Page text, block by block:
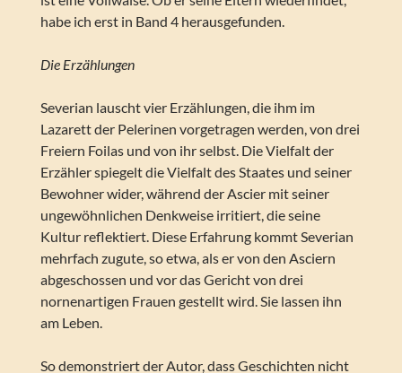
habe ich erst in Band 4 herausgefunden.
Die Erzählungen
Severian lauscht vier Erzählungen, die ihm im
Lazarett der Pelerinen vorgetragen werden, von drei
Freiern Foilas und von ihr selbst. Die Vielfalt der
Erzähler spiegelt die Vielfalt des Staates und seiner
Bewohner wider, während der Ascier mit seiner
ungewöhnlichen Denkweise irritiert, die seine
Kultur reflektiert. Diese Erfahrung kommt Severian
mehrfach zugute, so etwa, als er von den Asciern
abgeschossen und vor das Gericht von drei
nornenartigen Frauen gestellt wird. Sie lassen ihn
am Leben.
So demonstriert der Autor, dass Geschichten nicht